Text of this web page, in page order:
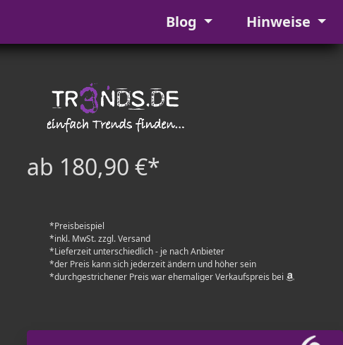
Blog Hinweise
ab 180,90 €*
*Preisbeispiel
*inkl. MwSt. zzgl. Versand
*Lieferzeit unterschiedlich - je nach Anbieter
*der Preis kann sich jederzeit ändern und höher sein
*durchgestrichener Preis war ehemaliger Verkaufspreis bei